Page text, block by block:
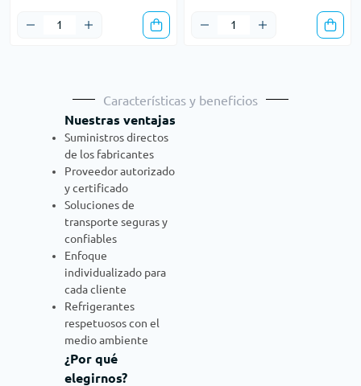
Características y beneficios
Nuestras ventajas
Suministros directos
de los fabricantes
Proveedor autorizado
y certificado
Soluciones de
transporte seguras y
confiables
Enfoque
individualizado para
cada cliente
Refrigerantes
respetuosos con el
medio ambiente
¿Por qué
elegirnos?